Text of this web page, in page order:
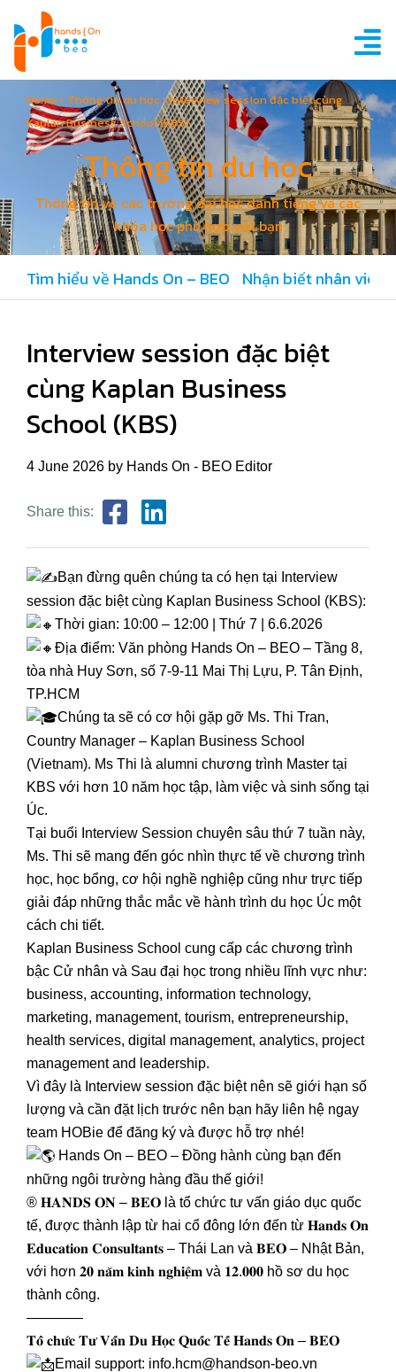
Home› Thông tin du học›Interview session đặc biệt cùng
Kaplan Business School (KBS)
Thông tin du học
Thông tin về các trường đại học danh tiếng và các
khóa học phù hợp với bạn
Tìm hiểu về Hands On – BEO Nhận biết nhân viên
Interview session đặc biệt
cùng Kaplan Business
School (KBS)
4 June 2026 by Hands On - BEO Editor
Share this:
Bạn đừng quên chúng ta có hẹn tại Interview
session đặc biệt cùng Kaplan Business School (KBS):
Thời gian: 10:00 – 12:00 | Thứ 7 | 6.6.2026
Địa điểm: Văn phòng Hands On – BEO – Tầng 8,
tòa nhà Huy Sơn, số 7-9-11 Mai Thị Lựu, P. Tân Định,
TP.HCM
Chúng ta sẽ có cơ hội gặp gỡ Ms. Thi Tran,
Country Manager – Kaplan Business School
(Vietnam). Ms Thi là alumni chương trình Master tại
KBS với hơn 10 năm học tập, làm việc và sinh sống tại
Úc.
Tại buổi Interview Session chuyên sâu thứ 7 tuần này,
Ms. Thi sẽ mang đến góc nhìn thực tế về chương trình
học, học bổng, cơ hội nghề nghiệp cũng như trực tiếp
giải đáp những thắc mắc về hành trình du học Úc một
cách chi tiết.
Kaplan Business School cung cấp các chương trình
bậc Cử nhân và Sau đại học trong nhiều lĩnh vực như:
business, accounting, information technology,
marketing, management, tourism, entrepreneurship,
health services, digital management, analytics, project
management and leadership.
Vì đây là Interview session đặc biệt nên sẽ giới hạn số
lượng và cần đặt lịch trước nên bạn hãy liên hệ ngay
team HOBie để đăng ký và được hỗ trợ nhé!
Hands On – BEO – Đồng hành cùng bạn đến
những ngôi trường hàng đầu thế giới!
® 𝐇𝐀𝐍𝐃𝐒 𝐎𝐍 – 𝐁𝐄𝐎 là tổ chức tư vấn giáo dục quốc
tế, được thành lập từ hai cổ đông lớn đến từ 𝐇𝐚𝐧𝐝𝐬 𝐎𝐧
𝐄𝐝𝐮𝐜𝐚𝐭𝐢𝐨𝐧 𝐂𝐨𝐧𝐬𝐮𝐥𝐭𝐚𝐧𝐭𝐬 – Thái Lan và 𝐁𝐄𝐎 – Nhật Bản,
với hơn 𝟐𝟎 𝐧𝐚̆𝐦 𝐤𝐢𝐧𝐡 𝐧𝐠𝐡𝐢𝐞̣̂𝐦 và 𝟏𝟐.𝟎𝟎𝟎 hồ sơ du học
thành công.
————
𝐓𝐨̂̉ 𝐜𝐡𝐮̛́𝐜 𝐓𝐮̛ 𝐕𝐚̂́𝐧 𝐃𝐮 𝐇𝐨̣𝐜 𝐐𝐮𝐨̂́𝐜 𝐓𝐞̂́ 𝐇𝐚𝐧𝐝𝐬 𝐎𝐧 – 𝐁𝐄𝐎
Email support: info.hcm@handson-beo.vn